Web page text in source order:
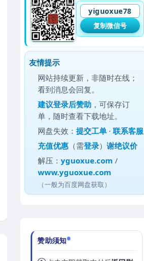
yiguoxue78
复制微信号
友情提示
网站持续更新，非随时在线；
看到消息会回复。
建议登录后赞助 ，可保存订
单，随时查看下载地址。
网盘失效：提交工单 ·联系客服
充值优惠 （需登录）谢绝议价
解压：yguoxue.com /
www.yguoxue.com
（一般为百度网盘获取）
赞助须知